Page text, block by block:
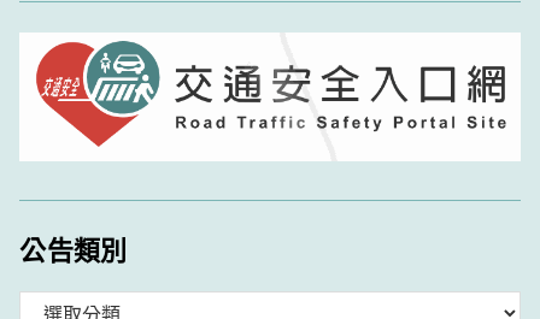
公告類別